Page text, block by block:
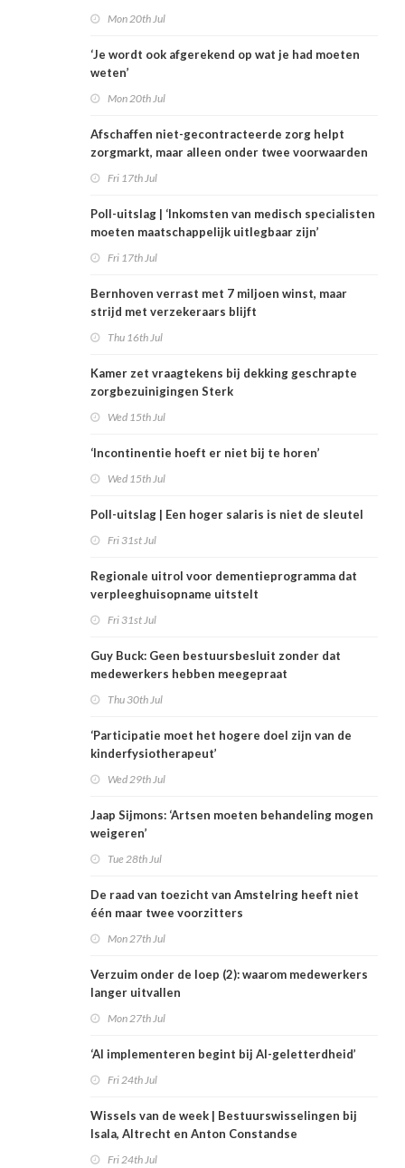
Mon 20th Jul
‘Je wordt ook afgerekend op wat je had moeten
weten’
Mon 20th Jul
Afschaffen niet-gecontracteerde zorg helpt
zorgmarkt, maar alleen onder twee voorwaarden
Fri 17th Jul
Poll-uitslag | ‘Inkomsten van medisch specialisten
moeten maatschappelijk uitlegbaar zijn’
Fri 17th Jul
Bernhoven verrast met 7 miljoen winst, maar
strijd met verzekeraars blijft
Thu 16th Jul
Kamer zet vraagtekens bij dekking geschrapte
zorgbezuinigingen Sterk
Wed 15th Jul
‘Incontinentie hoeft er niet bij te horen’
Wed 15th Jul
Poll-uitslag | Een hoger salaris is niet de sleutel
Fri 31st Jul
Regionale uitrol voor dementieprogramma dat
verpleeghuisopname uitstelt
Fri 31st Jul
Guy Buck: Geen bestuursbesluit zonder dat
medewerkers hebben meegepraat
Thu 30th Jul
‘Participatie moet het hogere doel zijn van de
kinderfysiotherapeut’
Wed 29th Jul
Jaap Sijmons: ‘Artsen moeten behandeling mogen
weigeren’
Tue 28th Jul
De raad van toezicht van Amstelring heeft niet
één maar twee voorzitters
Mon 27th Jul
Verzuim onder de loep (2): waarom medewerkers
langer uitvallen
Mon 27th Jul
‘AI implementeren begint bij AI-geletterdheid’
Fri 24th Jul
Wissels van de week | Bestuurswisselingen bij
Isala, Altrecht en Anton Constandse
Fri 24th Jul